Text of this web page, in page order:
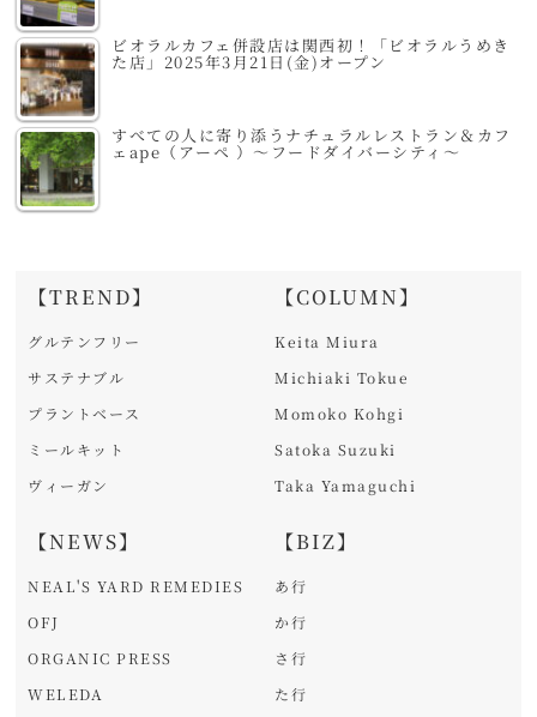
ビオラルカフェ併設店は関西初！「ビオラルうめき
た店」2025年3月21日(金)オープン
すべての人に寄り添うナチュラルレストラン＆カフ
ェape（アーペ ）～フードダイバーシティ～
【TREND】
グルテンフリー
サステナブル
プラントベース
ミールキット
ヴィーガン
【NEWS】
NEAL'S YARD REMEDIES
OFJ
ORGANIC PRESS
WELEDA
【COLUMN】
Keita Miura
Michiaki Tokue
Momoko Kohgi
Satoka Suzuki
Taka Yamaguchi
【BIZ】
あ行
か行
さ行
た行